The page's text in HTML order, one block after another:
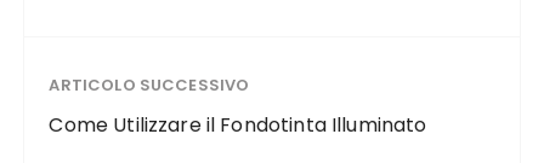
ARTICOLO SUCCESSIVO
Come Utilizzare il Fondotinta Illuminato